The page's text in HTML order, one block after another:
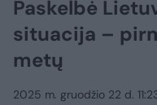
Paskelbė
situacija –
metų
2025 m. gruodžio 22 d.